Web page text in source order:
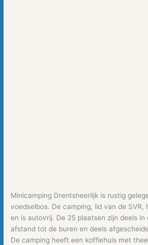
Minicamping Drentsheerlijk is rustig
voedselbos. De camping, lid van de SVR,
en is autovrij. De 25 plaatsen zijn deels in
afstand tot de buren en deels
De camping heeft een koffiehuis met